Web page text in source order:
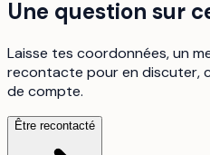
Une question sur
Laisse tes coordonnées, un
recontacte pour en discuter,
de compte.
Être recontacté